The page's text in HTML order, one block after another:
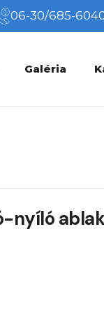
06-30/685-
Galéria
nyíló